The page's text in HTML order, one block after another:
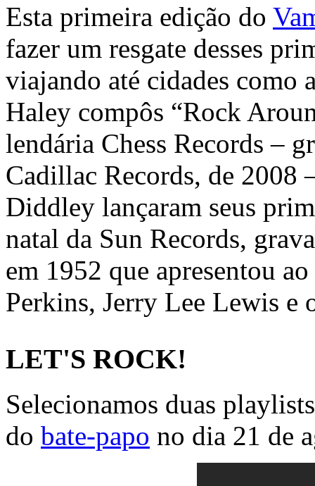
Esta primeira edição do
fazer um resgate desses
viajando até cidades como
Haley compôs “Rock
lendária Chess Records –
Cadillac Records, de 2008
Diddley lançaram seus
natal da Sun Records,
em 1952 que apresentou
Perkins, Jerry Lee Lewis e
LET'S ROCK!
Selecionamos duas
do bate-papo no dia 21 de